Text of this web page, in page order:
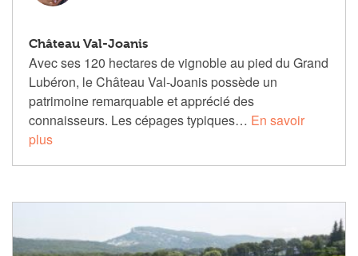
Château Val-Joanis
Avec ses 120 hectares de vignoble au pied du Grand
Lubéron, le Château Val-Joanis possède un
patrimoine remarquable et apprécié des
connaisseurs. Les cépages typiques… En savoir
plus